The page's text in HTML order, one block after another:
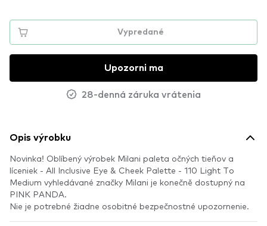
Vypredané
Upozorni ma
28-denná záruka vrátenia
Opis výrobku
Novinka! Oblíbený výrobek Milani paleta očných tieňov a
líceniek - All Inclusive Eye & Cheek Palette - 110 Light To
Medium vyhledávané značky Milani je konečně dostupný na
PINK PANDA.
Nie je potrebné žiadne osobitné bezpečnostné upozornenie.